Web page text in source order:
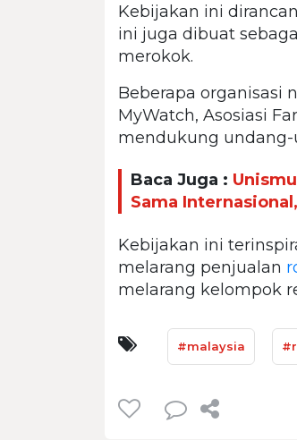
Kebijakan ini
ini juga dibuat
merokok.
Beberapa organisasi
MyWatch, Asosiasi
mendukung
Baca Juga :
Sama
Kebijakan ini
melarang penjualan
melarang kelompok
#malaysia